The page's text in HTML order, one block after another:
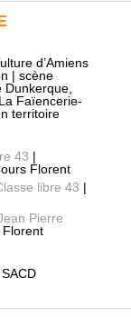
d’Amiens
| scène
Faïencerie-
territoire
43 |
Florent
libre 43 |
Pierre
Florent
SACD